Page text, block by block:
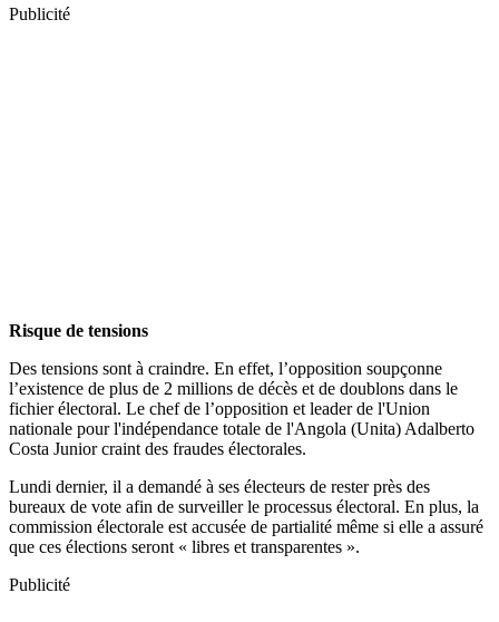
Publicité
Risque de tensions
Des tensions sont à craindre. En effet, l’opposition soupçonne
l’existence de plus de 2 millions de décès et de doublons dans le
fichier électoral. Le chef de l’opposition et leader de l'Union
nationale pour l'indépendance totale de l'Angola (Unita) Adalberto
Costa Junior craint des fraudes électorales.
Lundi dernier, il a demandé à ses électeurs de rester près des
bureaux de vote afin de surveiller le processus électoral. En plus, la
commission électorale est accusée de partialité même si elle a assuré
que ces élections seront « libres et transparentes ».
Publicité